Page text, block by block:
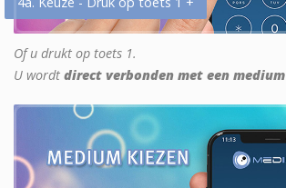
Of u drukt op toets 1.
U wordt direct verbonden met een medium